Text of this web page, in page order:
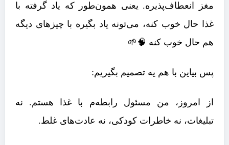
مغز انعطاف‌پذیره. یعنی همون‌طور که یاد گرفته با
غذا حال خوب کنه، می‌تونه یاد بگیره با چیزهای دیگه
هم حال خوب کنه 🧠🌱
پس بیاین با هم یه تصمیم بگیریم:
از امروز، من مسئول رابطه‌م با غذا هستم. نه
تبلیغات، نه خاطرات کودکی، نه عادت‌های غلط.